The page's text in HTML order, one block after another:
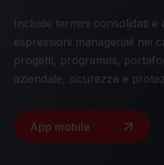
Include termini consolidati e
espressioni manageriali nei
progetti, programmi,
aziendale, sicurezza e
App mobile